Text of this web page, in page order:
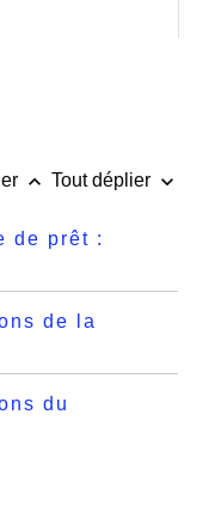
keyboard_arrow_up Tout déplier keyboard_arrow_down
de prêt :
de la
du